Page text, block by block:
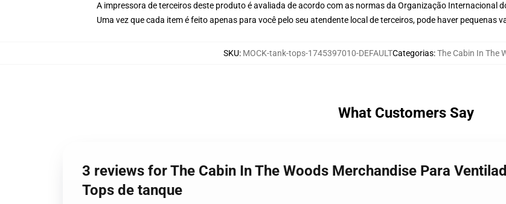
A impressora de terceiros deste produto é avaliada de acordo com as normas da Organização Internacional
Uma vez que cada item é feito apenas para você pelo seu atendente local de terceiros, pode haver pequenas
SKU: MOCK-tank-tops-1745397010-DEFAULTCategorias:The Cabin In The
What Customers Say
3 reviews for The Cabin In The Woods Merchandise Para
Tops de tanque